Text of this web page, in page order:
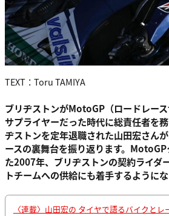
TEXT：Toru TAMIYA
ブリヂストンがMotoGP（ロードレー
サプライヤーだった時代に総責任者を
ヂストンを定年退職された山田宏さん
ースの裏舞台を振り返ります。
た2007年、ブリヂストンの契約ライダ
トチームへの供給にも着手するようにな
〈連載〉山田宏の タイヤで語るバイクとレ